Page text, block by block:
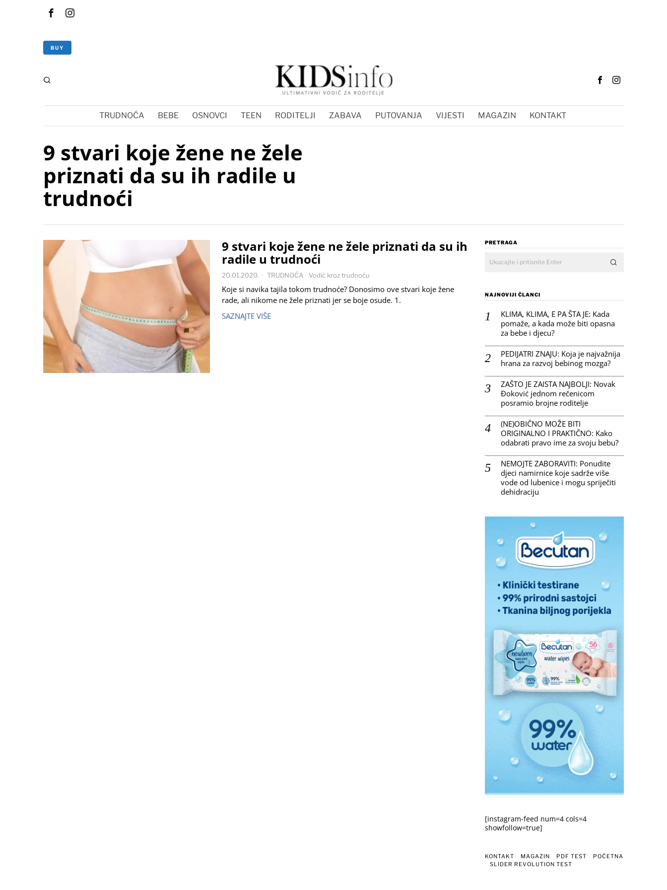
BUY
TRUDNOĆA BEBE OSNOVCI TEEN RODITELJI ZABAVA PUTOVANJA VIJESTI MAGAZIN KONTAKT
9 stvari koje žene ne žele
priznati da su ih radile u
trudnoći
9 stvari koje žene ne žele priznati da su ih
radile u trudnoći
20.01.2020. TRUDNOĆA · Vodič kroz trudnoću
Koje si navika tajila tokom trudnoće? Donosimo ove stvari koje žene
rade, ali nikome ne žele priznati jer se boje osude. 1.
SAZNAJTE VIŠE
PRETRAGA
NAJNOVIJI ČLANCI
KLIMA, KLIMA, E PA ŠTA JE: Kada
pomaže, a kada može biti opasna
za bebe i djecu?
PEDIJATRI ZNAJU: Koja je najvažnija
hrana za razvoj bebinog mozga?
ZAŠTO JE ZAISTA NAJBOLJI: Novak
Đoković jednom rečenicom
posramio brojne roditelje
(NE)OBIČNO MOŽE BITI
ORIGINALNO I PRAKTIČNO: Kako
odabrati pravo ime za svoju bebu?
NEMOJTE ZABORAVITI: Ponudite
djeci namirnice koje sadrže više
vode od lubenice i mogu spriječiti
dehidraciju
[instagram-feed num=4 cols=4
showfollow=true]
KONTAKT MAGAZIN PDF TEST
POČETNA
SLIDER REVOLUTION TEST